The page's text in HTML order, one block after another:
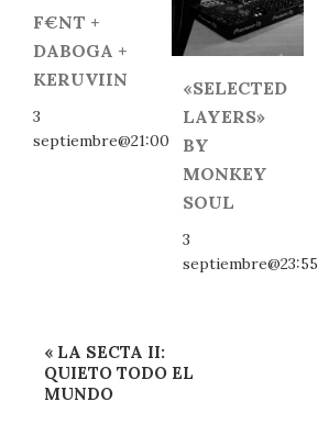
F€NT +
DABOGA +
KERUVIIN
3
septiembre@21:00
«SELECTED
LAYERS»
BY
MONKEY
SOUL
3
septiembre@23:55
Navegación
del
Evento
« LA SECTA II:
QUIETO TODO EL
MUNDO